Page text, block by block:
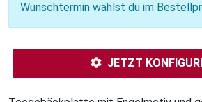
Wunschtermin wählst du im
JETZT